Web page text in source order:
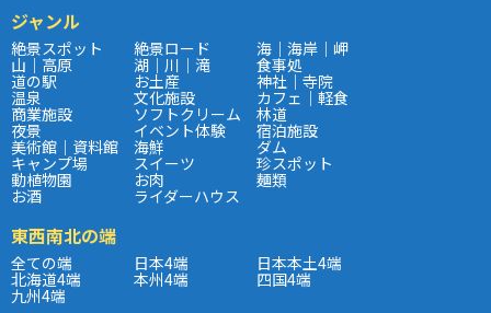
ジャンル
絶景スポット 絶景ロード 海｜海岸｜岬
山｜高原 湖｜川｜滝 食事処
道の駅 お土産 神社｜寺院
温泉 文化施設 カフェ｜軽食
商業施設 ソフトクリーム 林道
夜景 イベント体験 宿泊施設
美術館｜資料館 海鮮 ダム
キャンプ場 スイーツ 珍スポット
動植物園 お肉 麺類
お酒 ライダーハウス
東西南北の端
全ての端 日本4端 日本本土4端
北海道4端 本州4端 四国4端
九州4端